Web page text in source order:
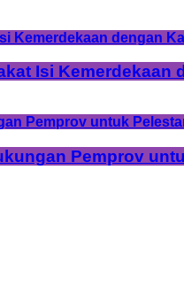
Isi
Pemprov